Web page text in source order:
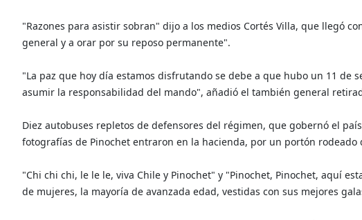
"Razones para asistir sobran" dijo a los medios Cortés Villa, que llegó
general y a orar por su reposo permanente".
"La paz que hoy día estamos disfrutando se debe a que hubo un 11 de
asumir la responsabilidad del mando", añadió el también general
Diez autobuses repletos de defensores del régimen, que gobernó el
fotografías de Pinochet entraron en la hacienda, por un portón rodeado
"Chi chi chi, le le le, viva Chile y Pinochet" y "Pinochet, Pinochet, aquí
de mujeres, la mayoría de avanzada edad, vestidas con sus mejores